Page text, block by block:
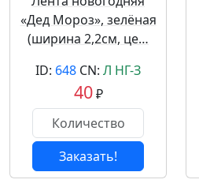
«Дед Мороз», зелёная
(ширина 2,2см, це…
ID: 648 CN: Л НГ-З
40₽
Заказать!